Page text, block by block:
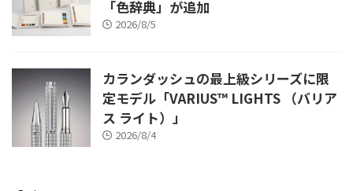
「色辞典」が追加
2026/8/5
カランダッシュの最上級シリーズに限
定モデル「VARIUS™ LIGHTS （バリア
ス ライト）」
2026/8/4